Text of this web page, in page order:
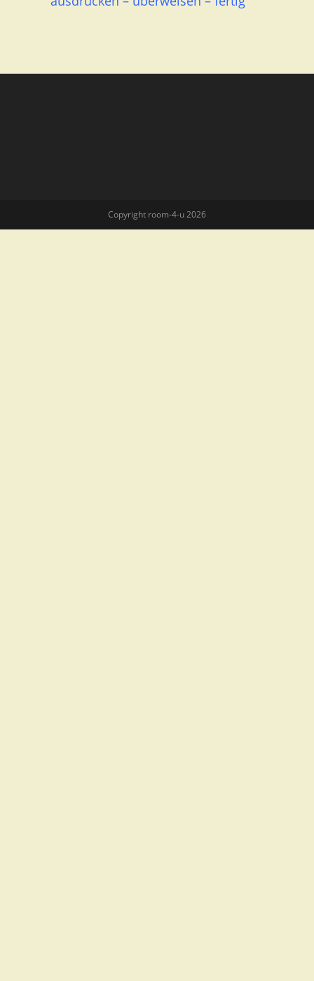
Copyright room-4-u 2026